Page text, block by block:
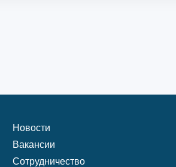
Новости
Вакансии
Сотрудничество